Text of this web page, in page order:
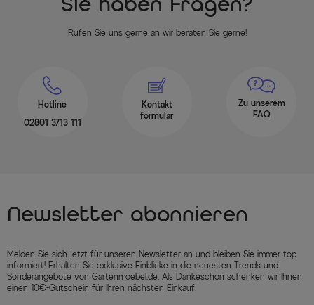
Sie haben Fragen?
Rufen Sie uns gerne an wir beraten Sie gerne!
Hotline
02801 3713 111
Kontakt
formular
Zu unserem
FAQ
Newsletter abonnieren
Melden Sie sich jetzt für unseren Newsletter an und bleiben Sie immer top
informiert! Erhalten Sie exklusive Einblicke in die neuesten Trends und
Sonderangebote von Gartenmoebel.de. Als Dankeschön schenken wir Ihnen
einen 10€-Gutschein für Ihren nächsten Einkauf.